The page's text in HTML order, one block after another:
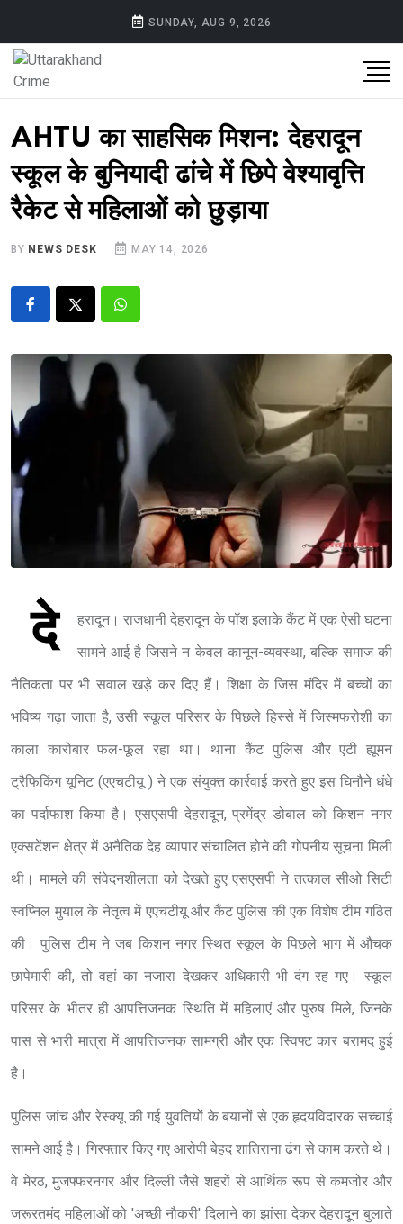
SUNDAY, AUG 9, 2026
AHTU का साहसिक मिशन: देहरादून
स्कूल के बुनियादी ढांचे में छिपे वेश्यावृत्ति
रैकेट से महिलाओं को छुड़ाया
BY NEWS DESK MAY 14, 2026
दे
हरादून। राजधानी देहरादून के पॉश इलाके कैंट में एक ऐसी घटना
सामने आई है जिसने न केवल कानून-व्यवस्था, बल्कि समाज की
नैतिकता पर भी सवाल खड़े कर दिए हैं। शिक्षा के जिस मंदिर में बच्चों का
भविष्य गढ़ा जाता है, उसी स्कूल परिसर के पिछले हिस्से में जिस्मफरोशी का
काला कारोबार फल-फूल रहा था। थाना कैंट पुलिस और एंटी ह्यूमन
ट्रैफिकिंग यूनिट (एएचटीयू ) ने एक संयुक्त कार्रवाई करते हुए इस घिनौने धंधे
का पर्दाफाश किया है। एसएसपी देहरादून, प्रमेंद्र डोबाल को किशन नगर
एक्सटेंशन क्षेत्र में अनैतिक देह व्यापार संचालित होने की गोपनीय सूचना मिली
थी। मामले की संवेदनशीलता को देखते हुए एसएसपी ने तत्काल सीओ सिटी
स्वप्निल मुयाल के नेतृत्व में एएचटीयू और कैंट पुलिस की एक विशेष टीम गठित
की। पुलिस टीम ने जब किशन नगर स्थित स्कूल के पिछले भाग में औचक
छापेमारी की, तो वहां का नजारा देखकर अधिकारी भी दंग रह गए। स्कूल
परिसर के भीतर ही आपत्तिजनक स्थिति में महिलाएं और पुरुष मिले, जिनके
पास से भारी मात्रा में आपत्तिजनक सामग्री और एक स्विफ्ट कार बरामद हुई
है।
पुलिस जांच और रेस्क्यू की गई युवतियों के बयानों से एक हृदयविदारक सच्चाई
सामने आई है। गिरफ्तार किए गए आरोपी बेहद शातिराना ढंग से काम करते थे।
वे मेरठ, मुजफ्फरनगर और दिल्ली जैसे शहरों से आर्थिक रूप से कमजोर और
जरूरतमंद महिलाओं को 'अच्छी नौकरी' दिलाने का झांसा देकर देहरादून बुलाते